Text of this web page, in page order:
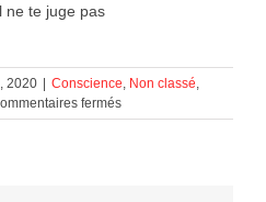
ne te juge pas
2020 | Conscience, Non classé,
ferméssur
Voici